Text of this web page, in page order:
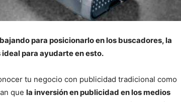
para posicionarlo en los buscadores, la
para ayudarte en esto.
tu negocio con publicidad tradicional como
que la inversión en publicidad en los medios